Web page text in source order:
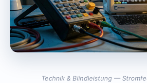
Technik & Blindleistung —